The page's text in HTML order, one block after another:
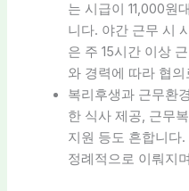
는 시급이 11,000원
니다. 야간 근무 시
은 주 15시간 이상
와 경력에 따라 협
복리후생과 근무환
한 식사 제공, 근무
지원 등도 흔합니다
정례적으로 이뤄지